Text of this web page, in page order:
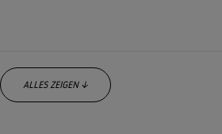
ALLES ZEIGEN ↓